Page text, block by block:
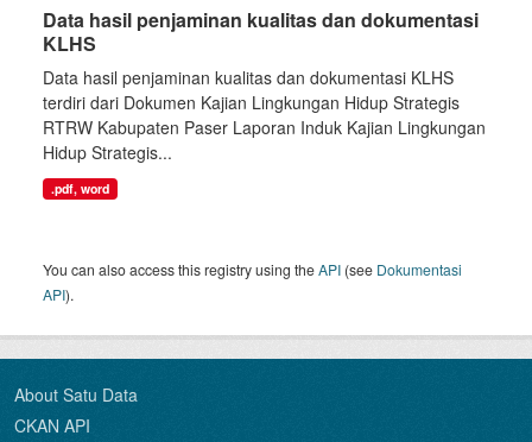
Data hasil penjaminan kualitas dan dokumentasi
KLHS
Data hasil penjaminan kualitas dan dokumentasi KLHS
terdiri dari Dokumen Kajian Lingkungan Hidup Strategis
RTRW Kabupaten Paser Laporan Induk Kajian Lingkungan
Hidup Strategis...
.pdf, word
You can also access this registry using theAPI (see Dokumentasi
API).
About Satu Data
CKAN API